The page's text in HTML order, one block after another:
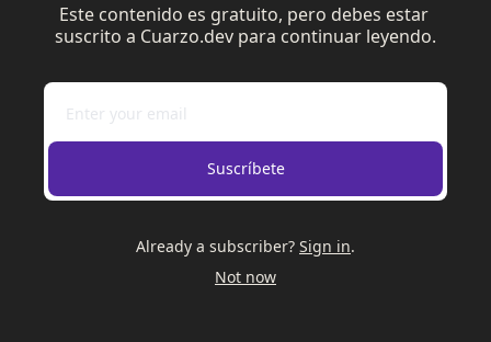
Este contenido es gratuito, pero debes estar
suscrito a Cuarzo.dev para continuar leyendo.
Suscríbete
Already a subscriber? Sign in.
Not now